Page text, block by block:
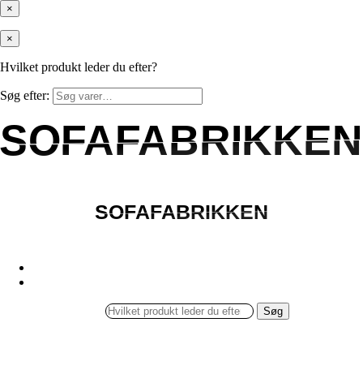
×
×
Hvilket produkt leder du efter?
Søg efter:
SOFAFABRIKKEN
SOFAFABRIKKEN
SOFAFABRIKKEN
Søg